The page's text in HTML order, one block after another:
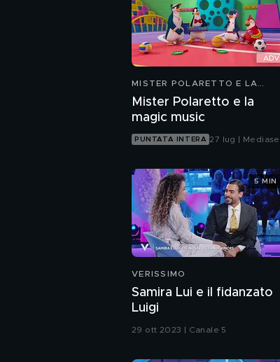
MISTER POLARETTO E LA
Mister Polaretto e la
magic music
PUNTATA INTERA 27 lug | Mediaset
VERISSIMO
Samira Lui e il fidanzato
Luigi
29 ott 2023 | Canale 5
5 MIN